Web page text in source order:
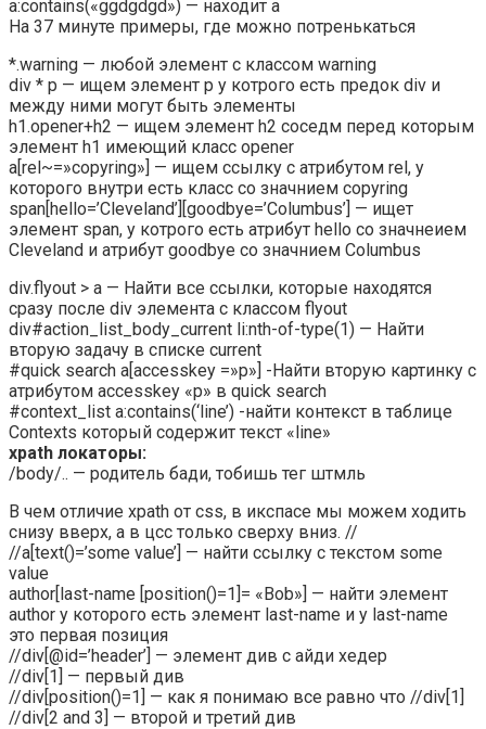
a:contains(«ggdgdgd») — находит а
На 37 минуте примеры, где можно потренькаться
*.warning — любой элемент с классом warning
div * p — ищем элемент p у котрого есть предок div и
между ними могут быть элементы
h1.opener+h2 — ищем элемент h2 соседм перед которым
элемент h1 имеющий класс opener
a[rel~=»copyring»] — ищем ссылку с атрибутом rel, у
которого внутри есть класс со значнием copyring
span[hello=’Cleveland’][goodbye=’Columbus’] — ищет
элемент span, у котрого есть атрибут hello со значнеием
Cleveland и атрибут goodbye со значнием Columbus
div.flyout > a — Найти все ссылки, которые находятся
сразу после div элемента с классом flyout
div#action_list_body_current li:nth-of-type(1) — Найти
вторую задачу в списке current
#quick search a[accesskey =»p»] -Найти вторую картинку с
атрибутом accesskey «p» в quick search
#context_list a:contains(‘line’) -найти контекст в таблице
Contexts который содержит текст «line»
xpath локаторы:
/body/.. — родитель бади, тобишь тег штмль
В чем отличие xpath от css, в икспасе мы можем ходить
снизу вверх, а в цсс только сверху вниз. //
//a[text()=’some value’] — найти ссылку с текстом some
value
author[last-name [position()=1]= «Bob»] — найти элемент
author у которого есть элемент last-name и у last-name
это первая позиция
//div[@id=’header’] — элемент див с айди хедер
//div[1] — первый див
//div[position()=1] — как я понимаю все равно что //div[1]
//div[2 and 3] — второй и третий див